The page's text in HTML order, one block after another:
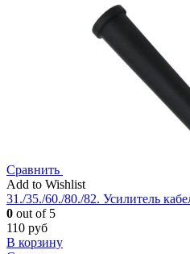
Сравнить
Add to Wishlist
31./35./60./80./82. Усилитель
0 out of 5
110 руб
В корзину